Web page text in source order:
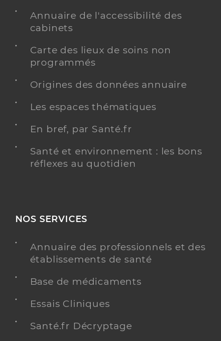
Annuaire de l'accessibilité des
cabinets
Carte des lieux de soins non
programmés
Origines des données annuaire
Les espaces thématiques
En bref, par Santé.fr
Santé et environnement : les bons
réflexes au quotidien
NOS SERVICES
Annuaire des professionnels et des
établissements de santé
Base de médicaments
Essais Cliniques
Santé.fr Décryptage